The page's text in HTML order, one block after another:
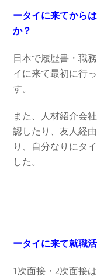
ータイに来てから
か？
日本で履歴書・職
イに来て最初に行
す。
また、人材紹介会
認したり、友人経
り、自分なりにタ
した。
ータイに来て就職
1次面接・2次面接